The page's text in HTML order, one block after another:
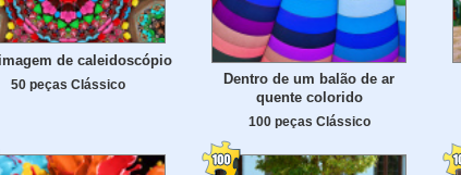
de caleidoscópio
50 peças Clássico
Dentro de um balão de ar
quente colorido
100 peças Clássico